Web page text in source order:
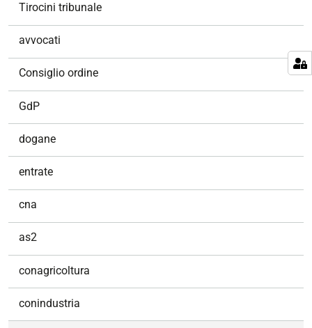
Tirocini tribunale
avvocati
Consiglio ordine
GdP
dogane
entrate
cna
as2
conagricoltura
conindustria